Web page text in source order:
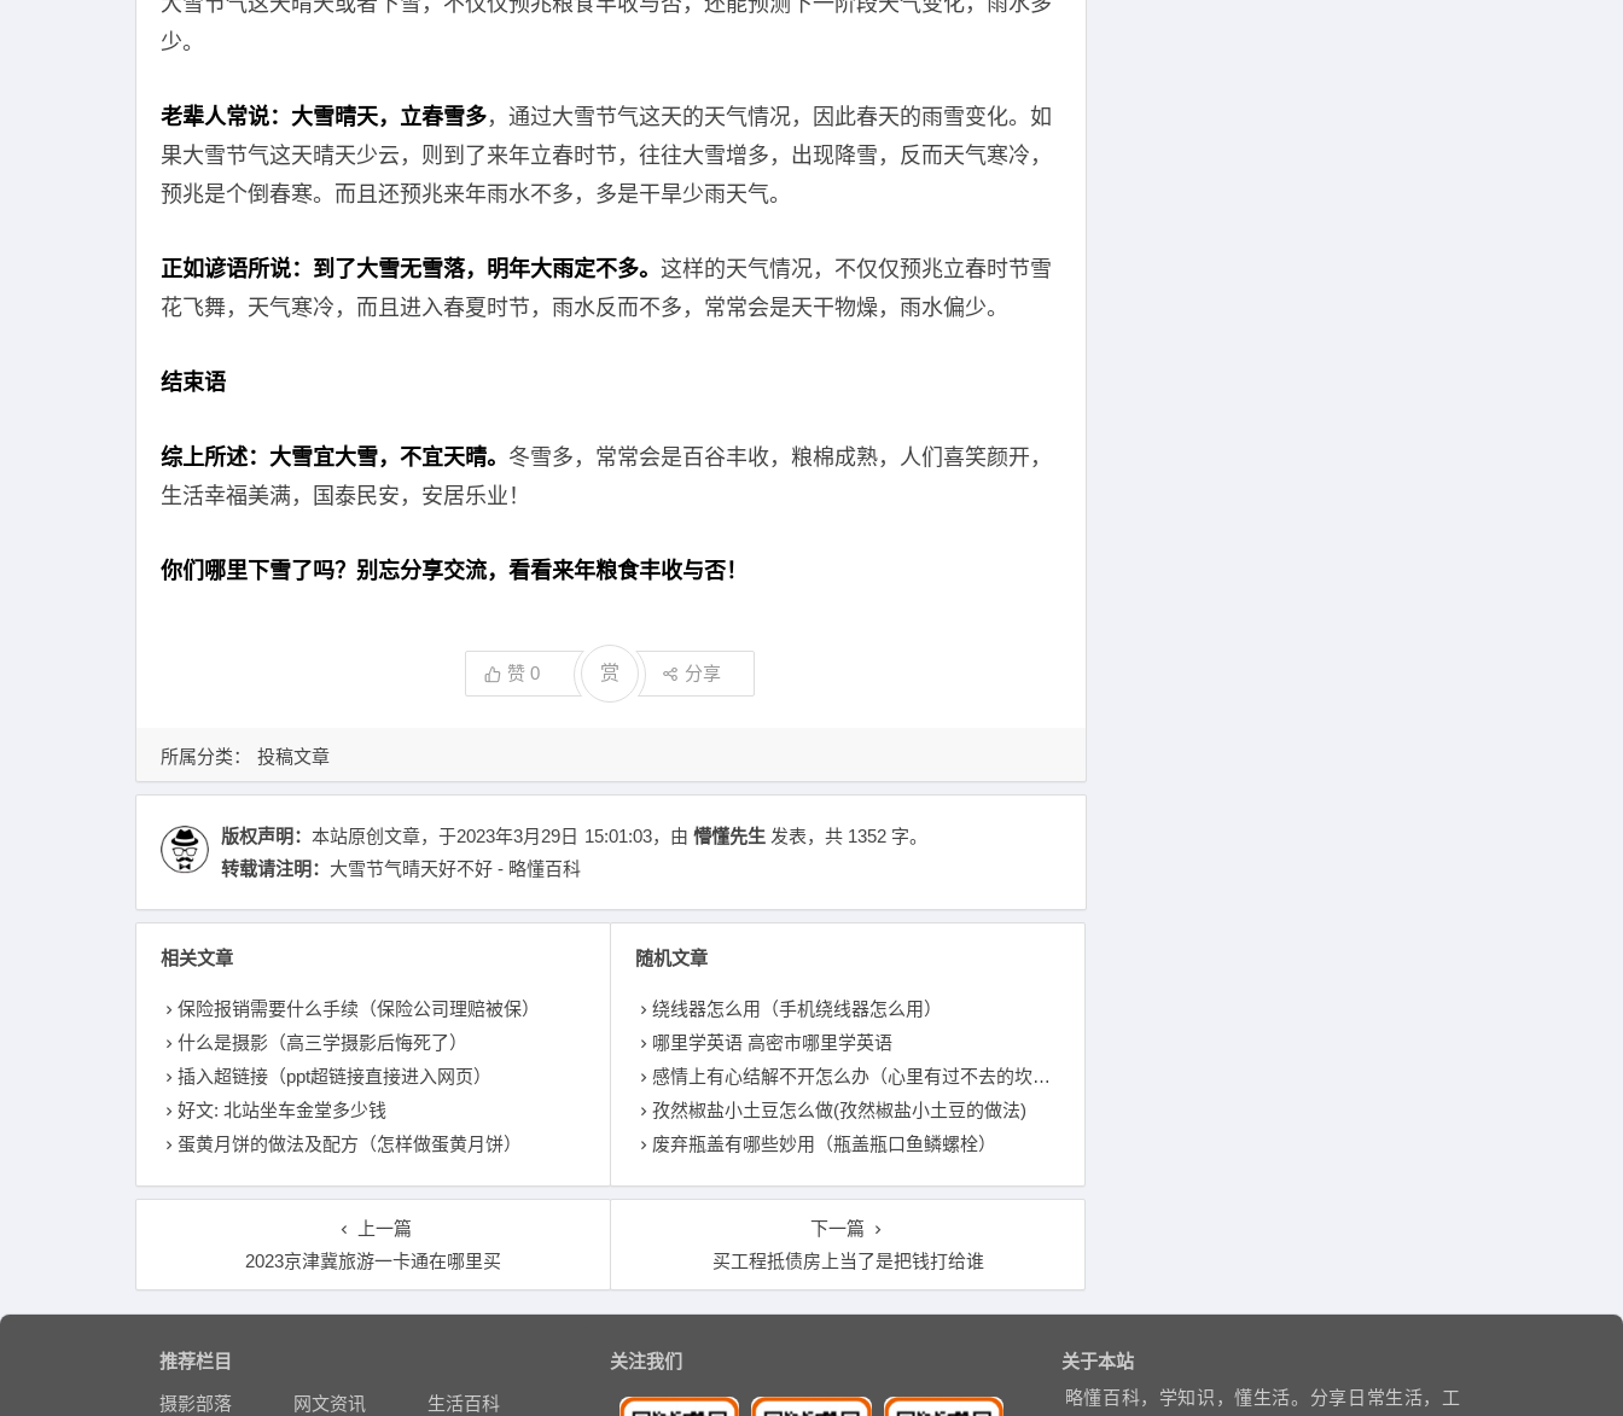
少。
老辈人常说：大雪晴天，立春雪多，通过大雪节气这天的天气情况，因此春天的雨雪变化。如
果大雪节气这天晴天少云，则到了来年立春时节，往往大雪增多，出现降雪，反而天气寒冷，
预兆是个倒春寒。而且还预兆来年雨水不多，多是干旱少雨天气。
正如谚语所说：到了大雪无雪落，明年大雨定不多。 这样的天气情况，不仅仅预兆立春时节雪
花飞舞，天气寒冷，而且进入春夏时节，雨水反而不多，常常会是天干物燥，雨水偏少。
结束语
综上所述：大雪宜大雪，不宜天晴。 冬雪多，常常会是百谷丰收，粮棉成熟，人们喜笑颜开，
生活幸福美满，国泰民安，安居乐业！
你们哪里下雪了吗？别忘分享交流，看看来年粮食丰收与否！
赞 0 赏 分享
所属分类： 投稿文章
版权声明： 本站原创文章，于2023年3月29日 15:01:03，由 懵懂先生 发表，共 1352 字。
转载请注明： 大雪节气晴天好不好 - 略懂百科
相关文章
保险报销需要什么手续（保险公司理赔被保）
什么是摄影（高三学摄影后悔死了）
插入超链接（ppt超链接直接进入网页）
好文: 北站坐车金堂多少钱
蛋黄月饼的做法及配方（怎样做蛋黄月饼）
随机文章
绕线器怎么用（手机绕线器怎么用）
哪里学英语 高密市哪里学英语
感情上有心结解不开怎么办（心里有过不去的坎怎么办）
孜然椒盐小土豆怎么做(孜然椒盐小土豆的做法)
废弃瓶盖有哪些妙用（瓶盖瓶口鱼鳞螺栓）
上一篇
2023京津冀旅游一卡通在哪里买
下一篇
买工程抵债房上当了是把钱打给谁
推荐栏目
摄影部落 网文资讯 生活百科
关注我们
关于本站
略懂百科，学知识，懂生活。分享日常生活，工